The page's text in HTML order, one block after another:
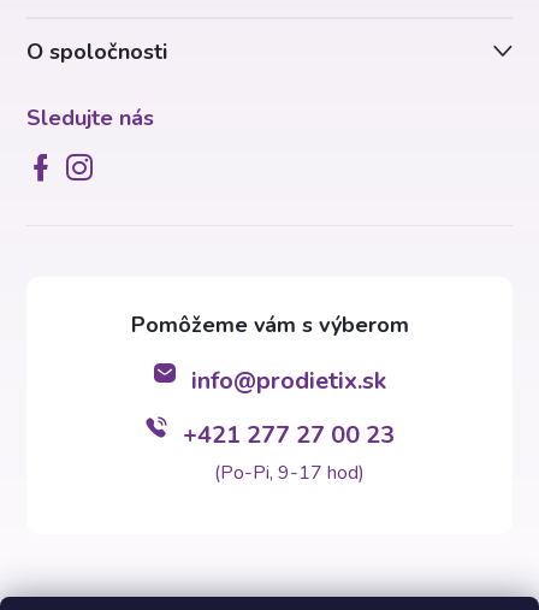
O spoločnosti
Sledujte nás
info@prodietix.sk
+421 277 27 00 23
(Po-Pi, 9-17 hod)